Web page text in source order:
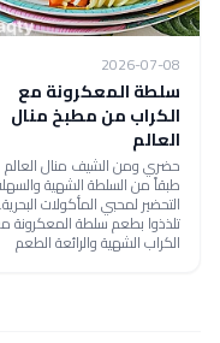
2026-07-08
سلطة المعكرونة مع
الكراب من مطبخ منال
العالم
حضري ومن الشيف منال العالم
طبقاً من السلطة الشهية
التحضير لمحبي المأكولات
تلذذوا بطعم سلطة المعكرونة
الكراب الشهية والرائعة الطعم